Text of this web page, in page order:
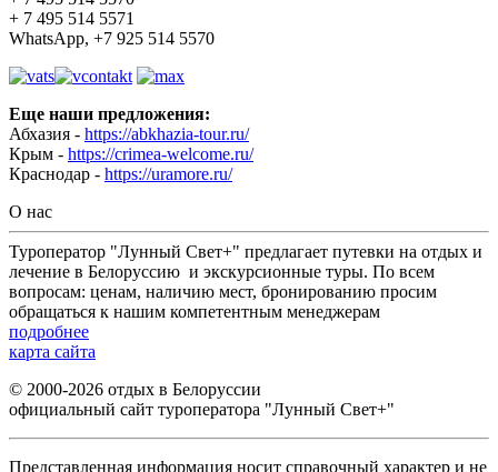
+ 7 495 514 5571
WhatsApp, +7 925 514 5570
Еще наши предложения:
Абхазия - https://abkhazia-tour.ru/
Крым - https://crimea-welcome.ru/
Краснодар - https://uramore.ru/
О нас
Туроператор "Лунный Свет+" предлагает путевки на отдых и
лечение в Белоруссию и экскурсионные туры. По всем
вопросам: ценам, наличию мест, бронированию просим
обращаться к нашим компетентным менеджерам
подробнее
карта сайта
© 2000-2026 отдых в Белоруссии
официальный сайт туроператора "Лунный Свет+"
Представленная информация носит справочный характер и не